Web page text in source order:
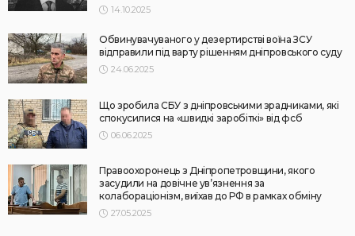
14.10.2025
Обвинувачуваного у дезертирстві воїна ЗСУ
відправили під варту рішенням дніпровського суду
24.06.2025
Що зробила СБУ з дніпровськими зрадниками, які
спокусилися на «швидкі заробіткі» від фсб
06.06.2025
Правоохоронець з Дніпропетровщини, якого
засудили на довічне ув’язнення за
колабораціонізм, виїхав до РФ в рамках обміну
27.05.2025